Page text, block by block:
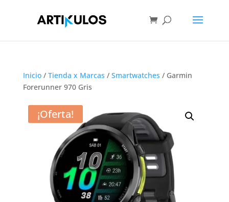
Inicio/ Tienda x Marcas / Smartwatches / Garmin
Forerunner 970 Gris
¡Oferta!